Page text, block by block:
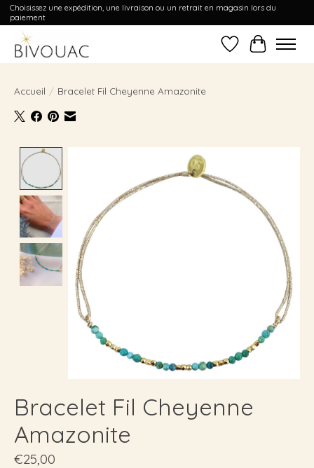
Choisissez une expédition, une livraison ou un retrait en magasin lors du
paiement
Liste dePanier
Accueil / Bracelet Fil Cheyenne Amazonite
Product image slideshow Items
Bracelet Fil Cheyenne
Amazonite
€25,00